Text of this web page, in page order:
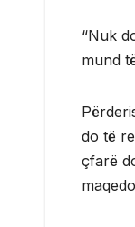
“Nuk
mund
do të
çfarë